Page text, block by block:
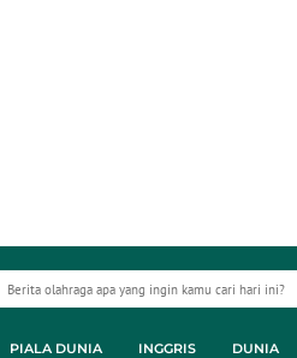
PIALA DUNIA INGGRIS DUNIA